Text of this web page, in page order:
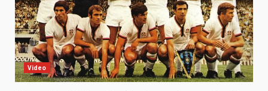
Video